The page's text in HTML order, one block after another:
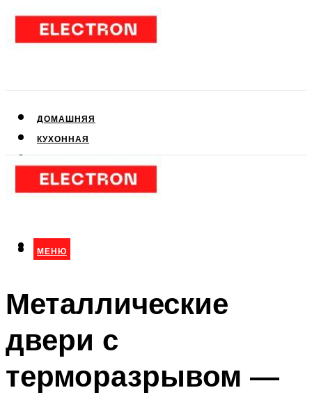
ДОМАШНЯЯ
КУХОННАЯ
КЛИМАТИЧЕСКАЯ
МЕНЮ
МЕНЮ
Металлические
двери с
терморазрывом —